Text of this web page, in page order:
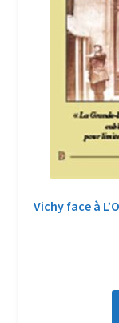
Vichy face à